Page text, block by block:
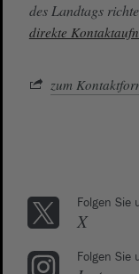
des Landtags
direkte
zum
Folgen Sie
X
Folgen Sie